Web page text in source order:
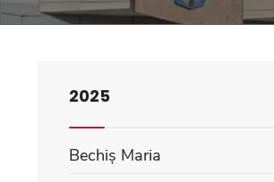
2025
Bechiș Maria